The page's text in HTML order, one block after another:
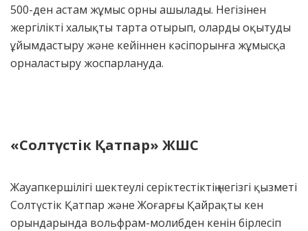
500-ден астам жұмыс орны ашылады. Негізінен
жергілікті халықты тарта отырып, оларды оқытуды
ұйымдастыру және кейіннен кәсіпорынға жұмысқа
орналастыру жоспарлануда.
«Солтүстік Қатпар» ЖШС
Жауапкершілігі шектеулі серіктестіктің негізгі қызметі
Солтүстік Қатпар және Жоғарғы Қайрақты кен
орындарында вольфрам-молибден кенін бірлесіп